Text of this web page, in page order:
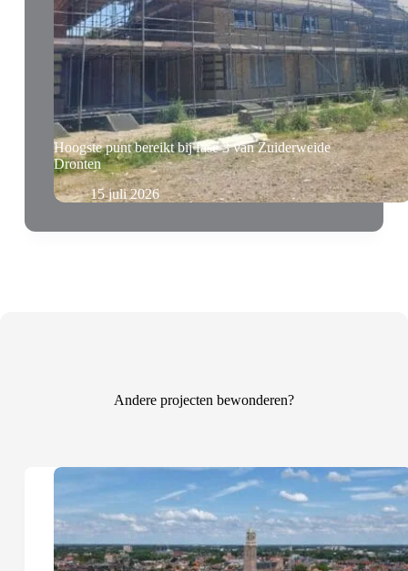
Hoogste punt bereikt bij fase 3 van Zuiderweide
Dronten
15 juli 2026
Andere projecten bewonderen?